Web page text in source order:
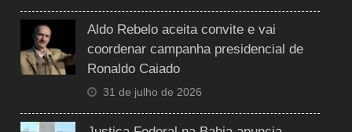
Aldo Rebelo aceita convite e vai
coordenar campanha presidencial de
Ronaldo Caiado
31 de julho de 2026